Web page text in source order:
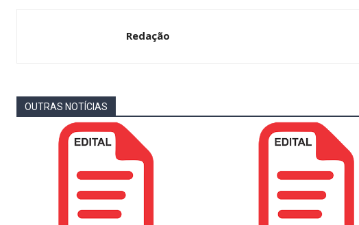
Redação
OUTRAS NOTÍCIAS